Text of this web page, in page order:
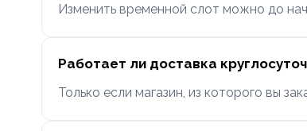
Изменить временной слот можно до
Работает ли доставка
Только если магазин, из которого вы